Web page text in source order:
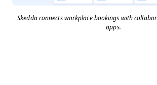
Skedda connects workplace bookings with
apps.